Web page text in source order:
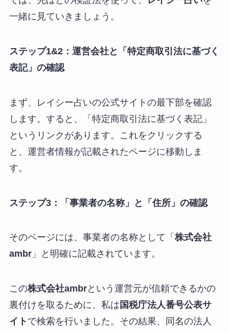
一緒に見ていきましょう。
ステップ1&2：運営会社と「特定商取引法に基づく
表記」の確認
まず、レイシー占いの公式サイトの最下部を確認
します。すると、「特定商取引法に基づく表記」
というリンクがあります。これをクリックする
と、運営者情報が記載されたページに移動しま
す。
ステップ3：「事業者の名称」と「住所」の確認
そのページには、事業者の名称として「 株式会社
ambr」と明確に記載されています。
この株式会社ambrという運営元が信頼できるかの
裏付けを取るために、私は 国税庁法人番号公表サ
イト で検索を行いました。その結果、同名の法人